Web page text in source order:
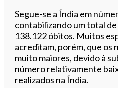
Segue-se a Índia em
contabilizando um total
138.122 óbitos. Muitos
acreditam, porém, que os
muito maiores, devido à
número relativamente
realizados na Índia.